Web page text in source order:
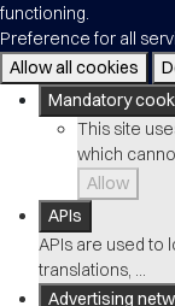
functioning.
Preference for all
Allow all cookies
Mandatory
This site
which
Allow
APIs
APIs are used to
translations, ...
Advertising